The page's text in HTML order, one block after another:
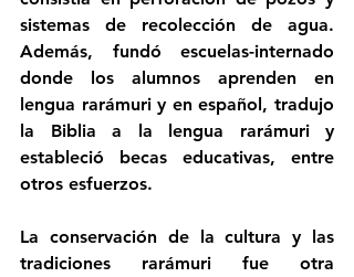
sistemas de recolección de agua.
Además, fundó escuelas-internado
donde los alumnos aprenden en
lengua rarámuri y en español, tradujo
la Biblia a la lengua rarámuri y
estableció becas educativas, entre
otros esfuerzos.
La conservación de la cultura y las
tradiciones rarámuri fue otra